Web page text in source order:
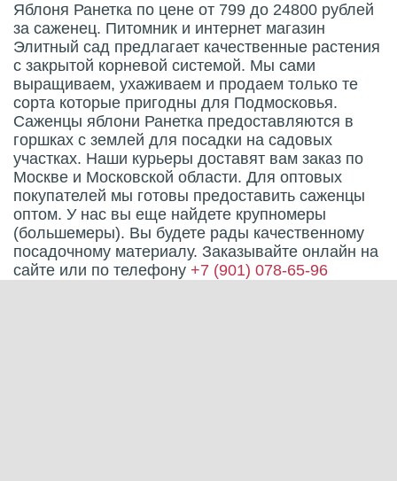
Яблоня Ранетка по цене от 799 до 24800 рублей
за саженец. Питомник и интернет магазин
Элитный сад предлагает качественные растения
с закрытой корневой системой. Мы сами
выращиваем, ухаживаем и продаем только те
сорта которые пригодны для Подмосковья.
Саженцы яблони Ранетка предоставляются в
горшках с землей для посадки на садовых
участках. Наши курьеры доставят вам заказ по
Москве и Московской области. Для оптовых
покупателей мы готовы предоставить саженцы
оптом. У нас вы еще найдете крупномеры
(большемеры). Вы будете рады качественному
посадочному материалу. Заказывайте онлайн на
сайте или по телефону +7 (901) 078-65-96